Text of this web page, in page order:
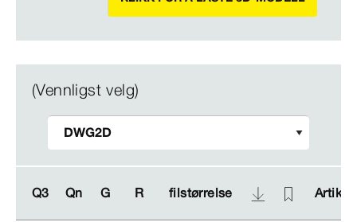
(Vennligst velg)
Q3 Qn G R filstørrelse
Q3 Qn G R filstørrelse